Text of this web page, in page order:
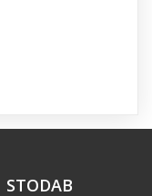
STODAB